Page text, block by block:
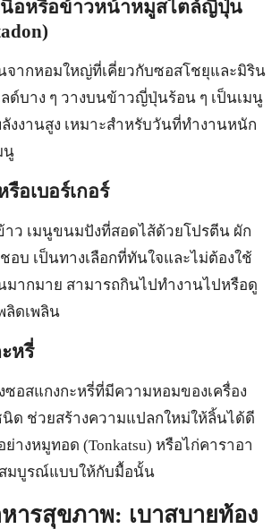
นื้อหรือข้าวหน้าหมูสไตล์ญี่ปุ่น
จากหอมใหญ่ที่เคี่ยวกับซอสโชยุและมิริน
ด์บาง ๆ วางบนข้าวญี่ปุ่นร้อน ๆ เป็นเมนู
งงานสูง เหมาะสำหรับวันที่ทำงานหนัก
นู
อเบอร์เกอร์
ว เมนูขนมปังที่สอดไส้ด้วยโปรตีน ผัก
อบ เป็นทางเลือกที่ทันใจและไม่ต้องใช้
ากมาย สามารถกินไปทำงานไปหรือดู
ลิดเพลิน
หรี่
อสแกงกะหรี่ที่มีความหอมของเครื่อง
ด ช่วยสร้างความแปลกใหม่ให้ลิ้นได้ดี
ย่างหมูทอด (Tonkatsu) หรือไก่คาราอา
สมบูรณ์แบบให้กับมื้อนั้น
ารสุขภาพ: เบาสบายท้อง